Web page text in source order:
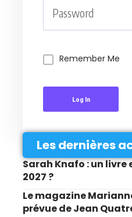
Remember Me
Log In
Les dernières
Sarah Knafo : un livre
2027 ?
Le magazine
prévue de Jean